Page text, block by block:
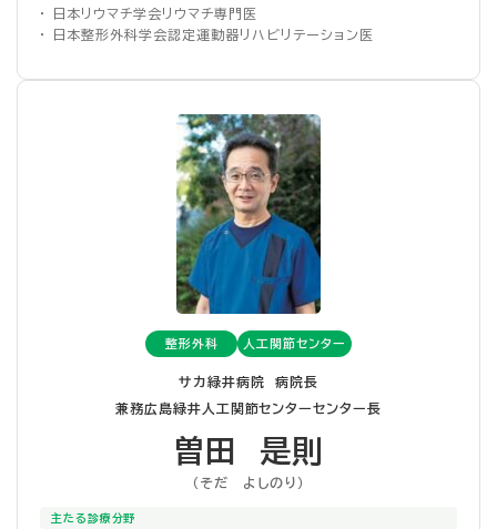
・ 日本リウマチ学会リウマチ専門医
・ 日本整形外科学会認定運動器リハビリテーション医
整形外科 人工関節センター
サカ緑井病院 病院長
兼務広島緑井人工関節センターセンター長
曽田 是則
（そだ よしのり）
主たる診療分野